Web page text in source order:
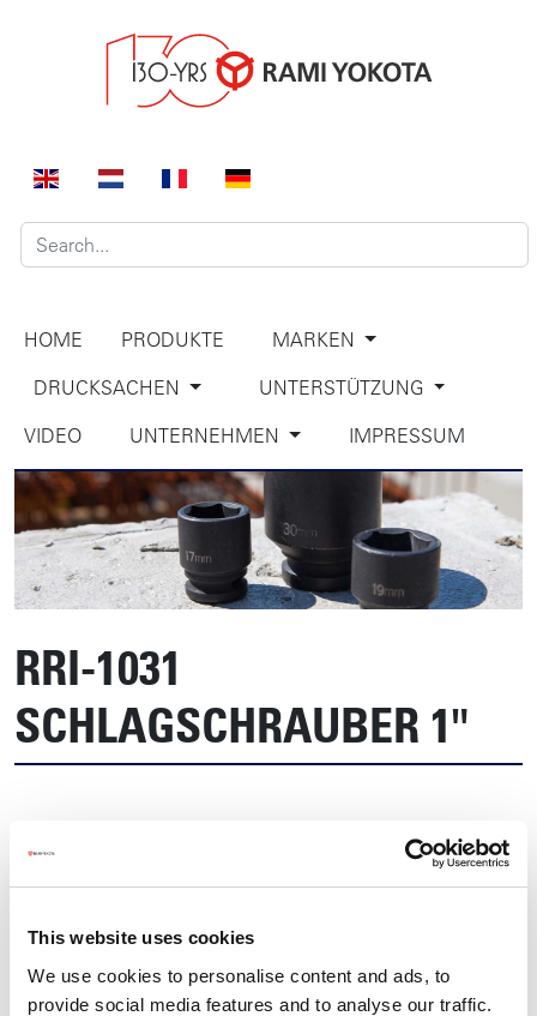
This website uses cookies
We use cookies to personalise content and ads, to
provide social media features and to analyse our traffic.
HOME PRODUKTE
MARKEN
DRUCKSACHEN
UNTERSTÜTZUNG
VIDEO
UNTERNEHMEN IMPRESSUM
RRI-1031
SCHLAGSCHRAUBER 1"